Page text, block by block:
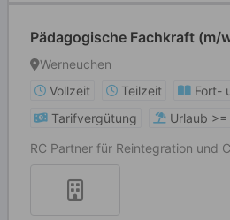
Pädagogische Fachkraft (m/
Werneuchen
Vollzeit
Teilzeit
Fort-
Tarifvergütung
Urlaub
RC Partner für Reintegration und